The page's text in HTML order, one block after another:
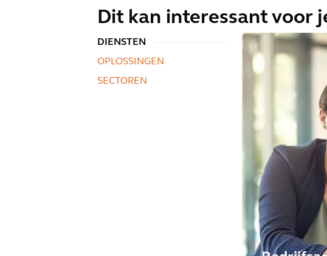
Dit kan interessant voor
DIENSTEN
OPLOSSINGEN
SECTOREN